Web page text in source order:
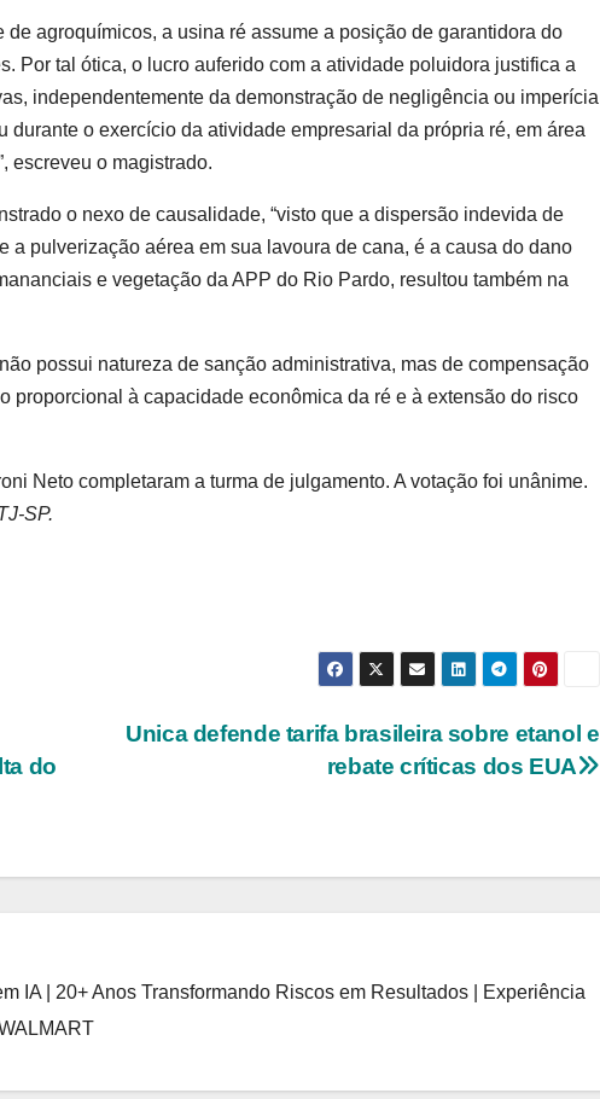
agroquímicos, a usina ré assume a posição de garantidora do
Por tal ótica, o lucro auferido com a atividade poluidora justifica a
independentemente da demonstração de negligência ou imperícia
durante o exercício da atividade empresarial da própria ré, em área
escreveu o magistrado.
o nexo de causalidade, “visto que a dispersão indevida de
a pulverização aérea em sua lavoura de cana, é a causa do dano
e vegetação da APP do Rio Pardo, resultou também na
possui natureza de sanção administrativa, mas de compensação
proporcional à capacidade econômica da ré e à extensão do risco
Neto completaram a turma de julgamento. A votação foi unânime.
SP.
Unica defende tarifa brasileira sobre etanol e
rebate críticas dos EUA
do
IA | 20+ Anos Transformando Riscos em Resultados | Experiência